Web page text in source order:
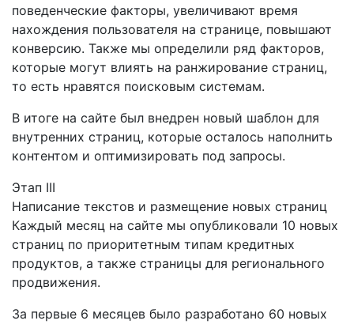
поведенческие факторы, увеличивают время
нахождения пользователя на странице, повышают
конверсию. Также мы определили ряд факторов,
которые могут влиять на ранжирование страниц,
то есть нравятся поисковым системам.
В итоге на сайте был внедрен новый шаблон для
внутренних страниц, которые осталось наполнить
контентом и оптимизировать под запросы.
Этап III
Написание текстов и размещение новых страниц
Каждый месяц на сайте мы опубликовали 10 новых
страниц по приоритетным типам кредитных
продуктов, а также страницы для регионального
продвижения.
За первые 6 месяцев было разработано 60 новых